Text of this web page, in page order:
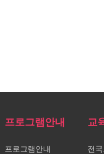
프로그램안내
프로그램안내
교
전